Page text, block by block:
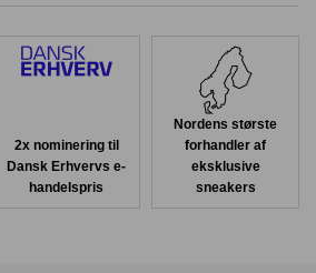
2x nominering til
Dansk Erhvervs e-
handelspris
Nordens største
forhandler af
eksklusive
sneakers